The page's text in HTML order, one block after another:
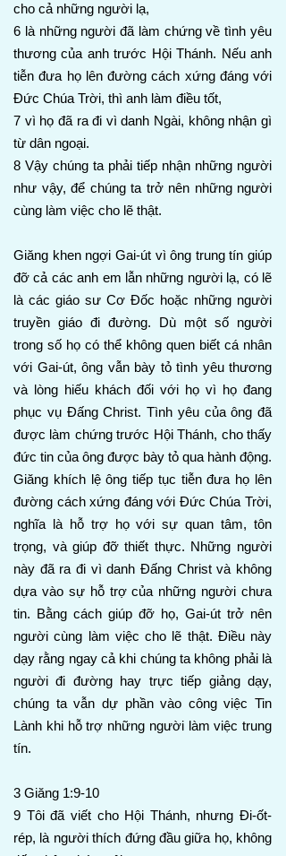
cho cả những người lạ,
6 là những người đã làm chứng về tình yêu
thương của anh trước Hội Thánh. Nếu anh
tiễn đưa họ lên đường cách xứng đáng với
Đức Chúa Trời, thì anh làm điều tốt,
7 vì họ đã ra đi vì danh Ngài, không nhận gì
từ dân ngoại.
8 Vậy chúng ta phải tiếp nhận những người
như vậy, để chúng ta trở nên những người
cùng làm việc cho lẽ thật.
Giăng khen ngợi Gai-út vì ông trung tín giúp
đỡ cả các anh em lẫn những người lạ, có lẽ
là các giáo sư Cơ Đốc hoặc những người
truyền giáo đi đường. Dù một số người
trong số họ có thể không quen biết cá nhân
với Gai-út, ông vẫn bày tỏ tình yêu thương
và lòng hiếu khách đối với họ vì họ đang
phục vụ Đấng Christ. Tình yêu của ông đã
được làm chứng trước Hội Thánh, cho thấy
đức tin của ông được bày tỏ qua hành động.
Giăng khích lệ ông tiếp tục tiễn đưa họ lên
đường cách xứng đáng với Đức Chúa Trời,
nghĩa là hỗ trợ họ với sự quan tâm, tôn
trọng, và giúp đỡ thiết thực. Những người
này đã ra đi vì danh Đấng Christ và không
dựa vào sự hỗ trợ của những người chưa
tin. Bằng cách giúp đỡ họ, Gai-út trở nên
người cùng làm việc cho lẽ thật. Điều này
dạy rằng ngay cả khi chúng ta không phải là
người đi đường hay trực tiếp giảng dạy,
chúng ta vẫn dự phần vào công việc Tin
Lành khi hỗ trợ những người làm việc trung
tín.
3 Giăng 1:9-10
9 Tôi đã viết cho Hội Thánh, nhưng Đi-ốt-
rép, là người thích đứng đầu giữa họ, không